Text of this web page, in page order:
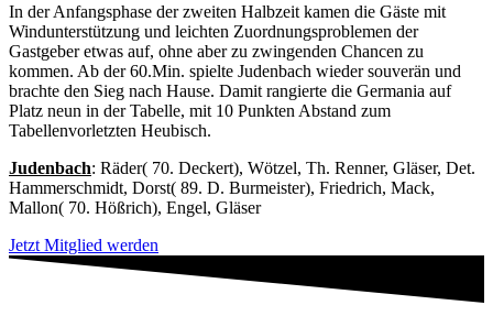
In der Anfangsphase der zweiten Halbzeit kamen die Gäste mit
Windunterstützung und leichten Zuordnungsproblemen der
Gastgeber etwas auf, ohne aber zu zwingenden Chancen zu
kommen. Ab der 60.Min. spielte Judenbach wieder souverän und
brachte den Sieg nach Hause. Damit rangierte die Germania auf
Platz neun in der Tabelle, mit 10 Punkten Abstand zum
Tabellenvorletzten Heubisch.
Judenbach: Räder( 70. Deckert), Wötzel, Th. Renner, Gläser, Det.
Hammerschmidt, Dorst( 89. D. Burmeister), Friedrich, Mack,
Mallon( 70. Hößrich), Engel, Gläser
Jetzt Mitglied werden